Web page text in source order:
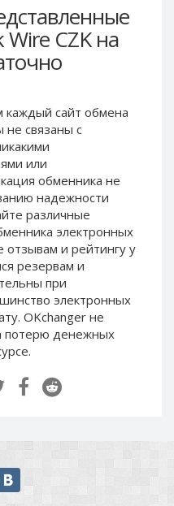
CZK на
сайт обмена
не связаны c
или
обменника не
надежности
различные
электронных
и рейтингу у
резервам и
при
электронных
OKchanger не
потерю денежных
PaySera USD
PaySera EUR
PaySera PLN
UnionPay CNY
Paymer USD
Paymer RUB
Paymer UAH
Capitalist USD
Capitalist RUB
Capitalist EUR
Payoneer USD
Payoneer EUR
Revolut Binance USD
(BUSD)
Revolut EUR
Piastrix RUB